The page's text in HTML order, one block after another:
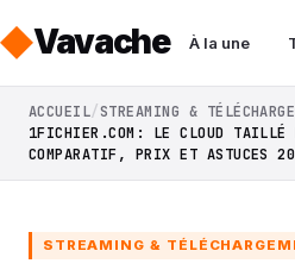
Vavache À la une
ACCUEIL STREAMING &
1FICHIER.COM: LE CLOUD TAILLÉ
COMPARATIF, PRIX ET ASTUCES
STREAMING &